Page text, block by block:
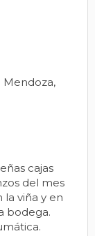
Mendoza,
cajas
del mes
viña y en
bodega.